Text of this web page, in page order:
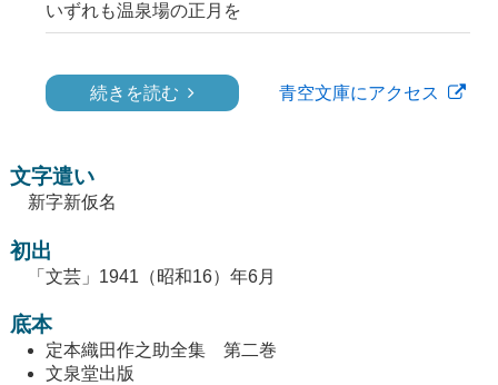
いずれも温泉場の正月を
続きを読む 青空文庫にアクセス
文字遣い
新字新仮名
初出
「文芸」1941（昭和16）年6月
底本
定本織田作之助全集 第二巻
文泉堂出版